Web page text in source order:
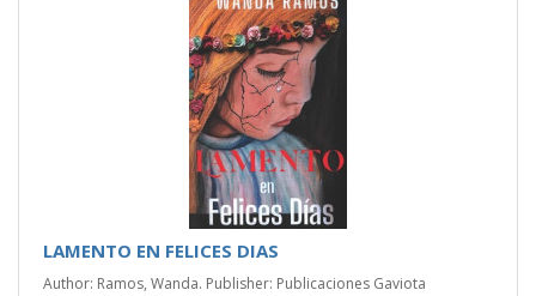
LAMENTO EN FELICES DIAS
Author: Ramos, Wanda. Publisher: Publicaciones Gaviota